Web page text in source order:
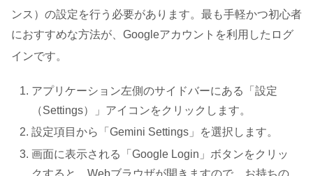
ンス）の設定を行う必要があります。最も手軽かつ初心者
におすすめな方法が、Googleアカウントを利用したログ
インです。
アプリケーション左側のサイドバーにある「設定
（Settings）」アイコンをクリックします。
設定項目から「Gemini Settings」を選択します。
画面に表示される「Google Login」ボタンをクリッ
クすると、Webブラウザが開きますので、お持ちの